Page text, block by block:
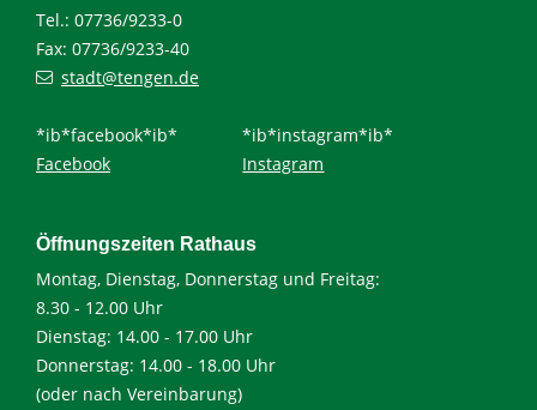
Tel.: 07736/9233-0
Fax: 07736/9233-40
stadt@tengen.de
*ib*facebook*ib*
Facebook
*ib*instagram*ib*
Instagram
Öffnungszeiten Rathaus
Montag, Dienstag, Donnerstag und Freitag:
8.30 - 12.00 Uhr
Dienstag: 14.00 - 17.00 Uhr
Donnerstag: 14.00 - 18.00 Uhr
(oder nach Vereinbarung)